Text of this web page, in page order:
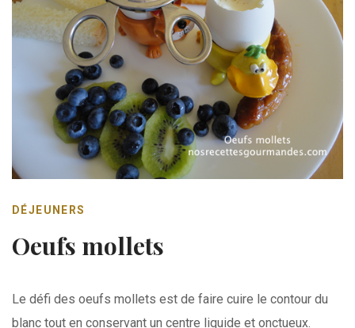
DÉJEUNERS
Oeufs mollets
Le défi des oeufs mollets est de faire cuire le contour du
blanc tout en conservant un centre liquide et onctueux.